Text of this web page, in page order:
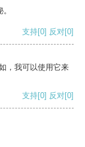
支持[0] 反对[0]
，我可以使用它来
支持[0] 反对[0]